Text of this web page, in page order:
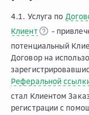
4.1. Услуга по
Клиент
-
потенциальный
Договор на
Реферальной
стал Клиентом
регистрации с